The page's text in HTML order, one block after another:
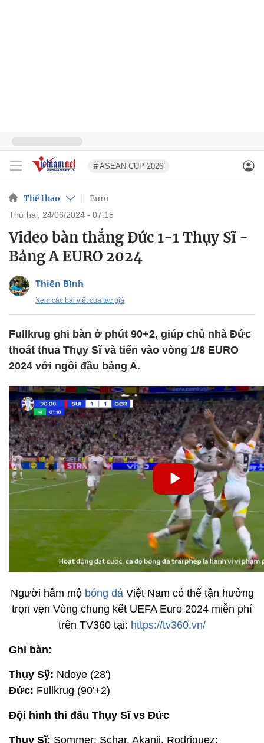
# ASEAN CUP 2026
Thể thao Euro
thứ hai, 24/06/2024 - 07:15
Video bàn thắng Đức 1-1 Thụy Sĩ -
Bảng A EURO 2024
Thiên Bình
Xem các bài viết của tác giả
Fullkrug ghi bàn ở phút 90+2, giúp chủ nhà Đức
thoát thua Thụy Sĩ và tiến vào vòng 1/8 EURO
2024 với ngôi đầu bảng A.
Người hâm mộ bóng đáViệt Nam có thể tận hưởng
trọn vẹn Vòng chung kết UEFA Euro 2024 miễn phí
trên TV360 tại: https://tv360.vn/
Ghi bàn:
Thụy Sỹ: Ndoye (28')
Đức: Fullkrug (90'+2)
Đội hình thi đấu Thụy Sĩ vs Đức
Thụy Sĩ: Sommer; Schar, Akanji, Rodriguez;